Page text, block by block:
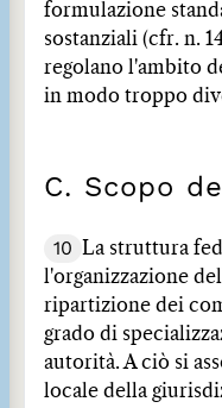
formulazione
sostanziali (cfr. n.
regolano l'ambito
in modo troppo
C. Scopo
10
La struttura
l'organizzazione
ripartizione dei
grado di
autorità. A ciò si
locale della